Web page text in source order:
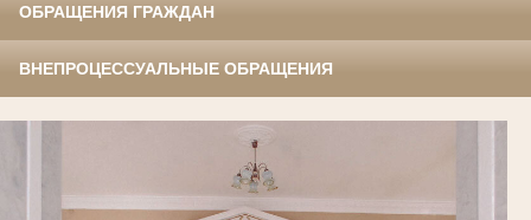
ОБРАЩЕНИЯ ГРАЖДАН
ВНЕПРОЦЕССУАЛЬНЫЕ ОБРАЩЕНИЯ